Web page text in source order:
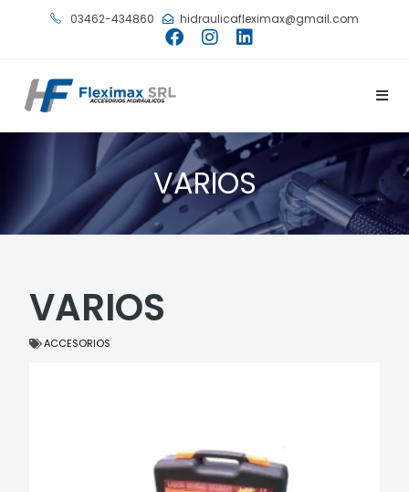
03462-434860 hidraulicafleximax@gmail.com
VARIOS
VARIOS
ACCESORIOS